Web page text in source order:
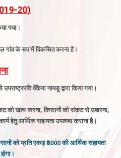
20)
गया।
गांव के रूप में विकसित करना है।
वेंकैया नायडू द्वारा किया गया।
को खत्म करना, किसानों को संकट से उबारना,
हेतु आर्थिक सहायता उपलब्ध कराना है।
को प्रति एकड़ ₹5000 की आर्थिक सहायता
।